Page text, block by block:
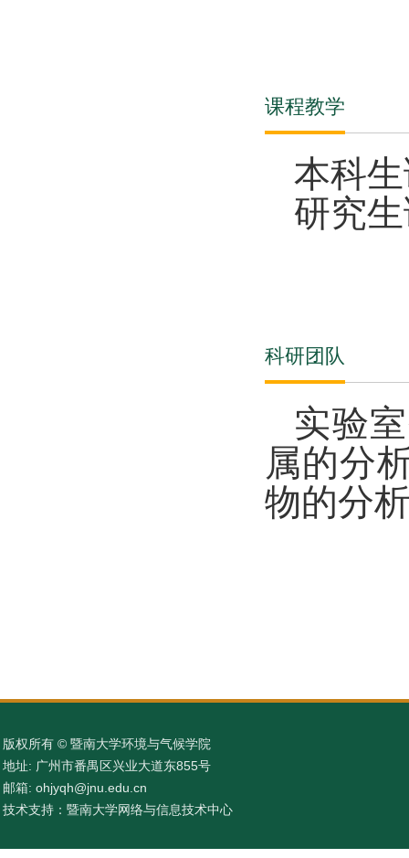
课程教学
本科
研究
科研团队
实验
属的分
物的分
版权所有 © 暨南大学环境与气候学院
地址: 广州市番禺区兴业大道东855号
邮箱: ohjyqh@jnu.edu.cn
技术支持：暨南大学网络与信息技术中心